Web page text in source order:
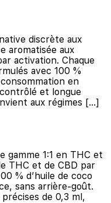
discrète aux
aromatisée aux
activation. Chaque
avec 100 %
en
et longue
aux régimes […]
gamme 1:1 en THC et
THC et de CBD par
% d’huile de coco
sans arrière-goût.
de 0,3 ml,